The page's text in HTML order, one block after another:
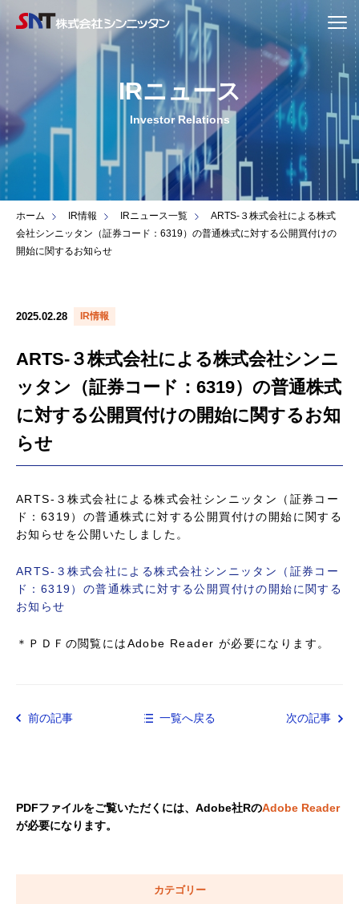
IRニュース
Investor Relations
ホーム IR情報 IRニュース一覧
ARTS-３株式会社による株式
会社シンニッタン（証券コード：6319）の普通株式に対する公開買付けの
開始に関するお知らせ
2025.02.28 IR情報
ARTS-３株式会社による株式会社シンニ
ッタン（証券コード：6319）の普通株式
に対する公開買付けの開始に関するお知
らせ
ARTS-３株式会社による株式会社シンニッタン（証券コー
ド：6319）の普通株式に対する公開買付けの開始に関する
お知らせを公開いたしました。
ARTS-３株式会社による株式会社シンニッタン（証券コー
ド：6319）の普通株式に対する公開買付けの開始に関する
お知らせ
＊ＰＤＦの閲覧にはAdobe Reader が必要になります。
前の記事 一覧へ戻る 次の記事
PDFファイルをご覧いただくには、Adobe社RのAdobe Reader
が必要になります。
カテゴリー